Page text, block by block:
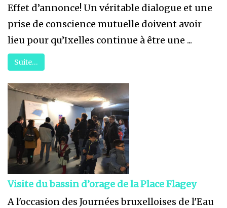
Effet d’annonce! Un véritable dialogue et une
prise de conscience mutuelle doivent avoir
lieu pour qu’Ixelles continue à être une ...
Suite…
Visite du bassin d’orage de la Place Flagey
A l'occasion des Journées bruxelloises de l'Eau